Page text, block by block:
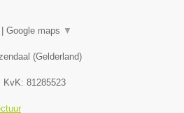
Google maps ▼
(Gelderland)
KvK: 81285523